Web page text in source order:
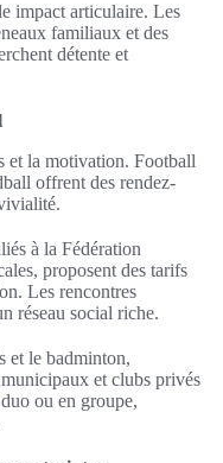
impact articulaire. Les
familiaux et des
détente et
et la motivation. Football
offrent des rendez-
à la Fédération
proposent des tarifs
Les rencontres
réseau social riche.
et le badminton,
et clubs privés
ou en groupe,